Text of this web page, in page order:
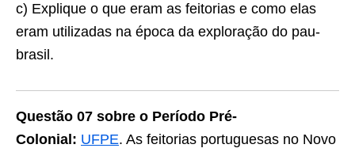
c) Explique o que eram as feitorias e como elas
eram utilizadas na época da exploração do pau-
brasil.
Questão 07 sobre o Período Pré-
Colonial: UFPE. As feitorias portuguesas no Novo